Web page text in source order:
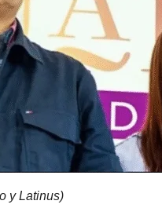
y Latinus)